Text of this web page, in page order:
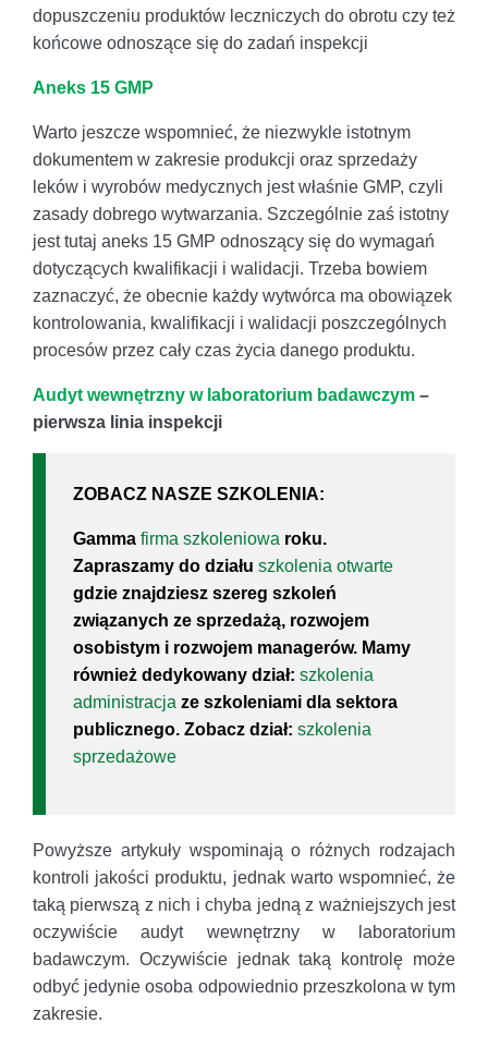
dopuszczeniu produktów leczniczych do obrotu czy też
końcowe odnoszące się do zadań inspekcji
Aneks 15 GMP
Warto jeszcze wspomnieć, że niezwykle istotnym
dokumentem w zakresie produkcji oraz sprzedaży
leków i wyrobów medycznych jest właśnie GMP, czyli
zasady dobrego wytwarzania. Szczególnie zaś istotny
jest tutaj aneks 15 GMP odnoszący się do wymagań
dotyczących kwalifikacji i walidacji. Trzeba bowiem
zaznaczyć, że obecnie każdy wytwórca ma obowiązek
kontrolowania, kwalifikacji i walidacji poszczególnych
procesów przez cały czas życia danego produktu.
Audyt wewnętrzny w laboratorium badawczym –
pierwsza linia inspekcji
ZOBACZ NASZE SZKOLENIA:
Gamma firma szkoleniowa roku.
Zapraszamy do działu szkolenia otwarte
gdzie znajdziesz szereg szkoleń
związanych ze sprzedażą, rozwojem
osobistym i rozwojem managerów. Mamy
również dedykowany dział: szkolenia
administracja ze szkoleniami dla sektora
publicznego. Zobacz dział: szkolenia
sprzedażowe
Powyższe artykuły wspominają o różnych rodzajach
kontroli jakości produktu, jednak warto wspomnieć, że
taką pierwszą z nich i chyba jedną z ważniejszych jest
oczywiście audyt wewnętrzny w laboratorium
badawczym. Oczywiście jednak taką kontrolę może
odbyć jedynie osoba odpowiednio przeszkolona w tym
zakresie.